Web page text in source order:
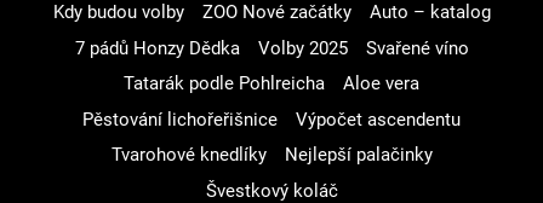
Kdy budou volby
ZOO Nové začátky
Auto – katalog
7 pádů Honzy Dědka
Volby 2025
Svařené víno
Tatarák podle Pohlreicha
Aloe vera
Pěstování lichořeřišnice
Výpočet ascendentu
Tvarohové knedlíky
Nejlepší palačinky
Švestkový koláč